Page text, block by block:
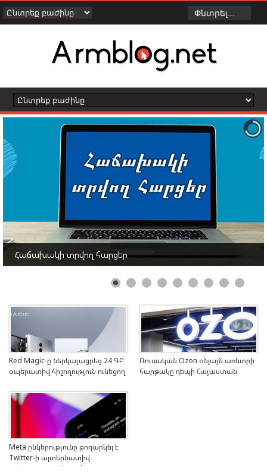
Հաճախակի տրվող հարցեր
Red Magic-ը ներկայացրեց 24 ԳԲ
օպերատիվ հիշողություն ունեցող
Ռուսական Ozon օնլայն առևտրի
հարթակը դեպի Հայաստան
Meta ընկերությունը թողարկել է
Twitter-ի ալտերնատիվ
հանդիսացող Threads սոցցանցը